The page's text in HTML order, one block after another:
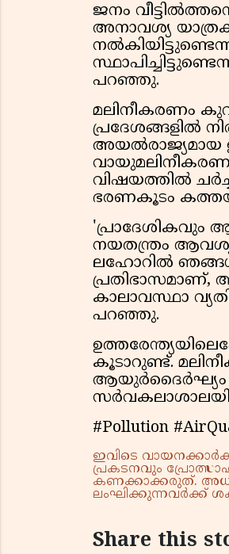
ജനം
അനാവശ്യ
പറഞ്ഞു.
മലിനീകരണം
പ്രദേശങ്ങളില്‍
അയല്‍രാജ്യമായ
വിഷയത്തില്‍
ഭരണകൂടം
'പ്രാദേശികവും
നയതന്ത്രം
ലഹോറില്‍
പ്രതിഭാസമാണ്,
കാലാവസ്ഥാ
പറഞ്ഞു.
കൂടാറുണ്ട്.
ആയുര്‍ദൈര്‍ഘ്യം
#Pollution
ഇവിടെ
പ്രകടനവും
കണക്കാക്കരുത്.
ലംഘിക്കുന്നവർക്ക്
Share this